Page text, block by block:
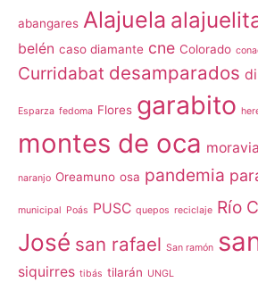
abangares Alajuela
belén caso diamante cne Colorado
Curridabat desamparados
Esparza fedoma Flores garabito
montes de oca moravia
naranjo Oreamuno osa pandemia
municipal Poás PUSC quepos reciclaje Río
José san rafael San ramón
siquirres tibás tilarán UNGL